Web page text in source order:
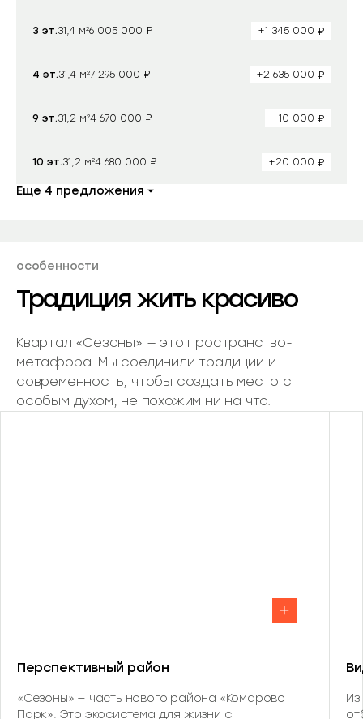
3 эт.31,4 м²6 005 000 ₽ +1 345 000 ₽
4 эт.31,4 м²7 295 000 ₽ +2 635 000 ₽
9 эт.31,2 м²4 670 000 ₽ +10 000 ₽
10 эт.31,2 м²4 680 000 ₽ +20 000 ₽
Еще 4 предложения
особенности
Традиция жить красиво
Квартал «Сезоны» — это пространство-
метафора. Мы соединили традиции и
современность, чтобы создать место с
особым духом, не похожим ни на что.
Перспективный район
«Сезоны» — часть нового района «Комарово
Парк». Это экосистема для жизни с